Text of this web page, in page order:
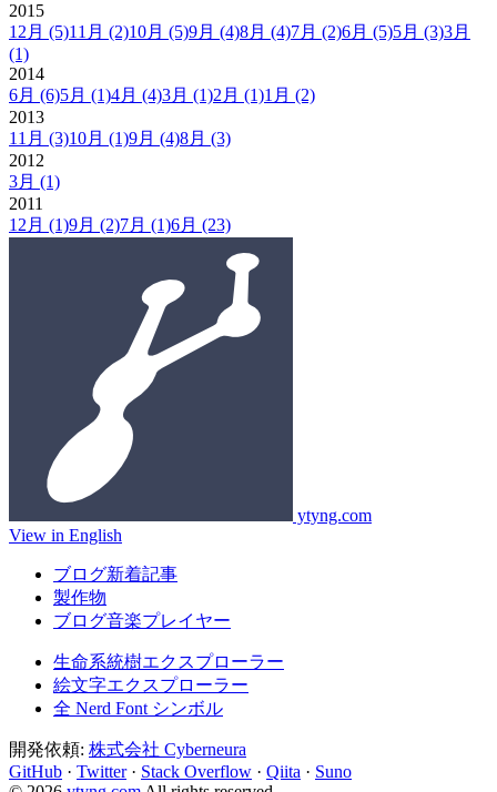
2015
12月 (5)11月 (2)10月 (5)9月 (4)8月 (4)7月 (2)6月 (5)5月 (3)3月
(1)
2014
6月 (6)5月 (1)4月 (4)3月 (1)2月 (1)1月 (2)
2013
11月 (3)10月 (1)9月 (4)8月 (3)
2012
3月 (1)
2011
12月 (1)9月 (2)7月 (1)6月 (23)
ytyng.com
View in English
ブログ新着記事
製作物
ブログ音楽プレイヤー
生命系統樹エクスプローラー
絵文字エクスプローラー
全 Nerd Font シンボル
開発依頼: 株式会社 Cyberneura
GitHub · Twitter · Stack Overflow · Qiita · Suno